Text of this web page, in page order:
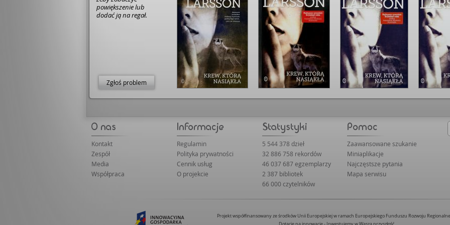
powiększenie lub
dodać ją na regał.
Zgłoś problem
Kontakt
Zespół
Media
Współpraca
Regulamin
Polityka prywatności
Cennik usług
O projekcie
5 544 378 dzieł
32 886 758 rekordów
46 037 687 egzemplarzy
2 387 bibliotek
66 000 czytelników
Zaawansowane szukanie
Miniaplikacje
Najczęstsze pytania
Mapa serwisu
Projekt współfinansowany ze środków Unii Europejskiej w ramach Europejskiego Funduszu Rozwoju